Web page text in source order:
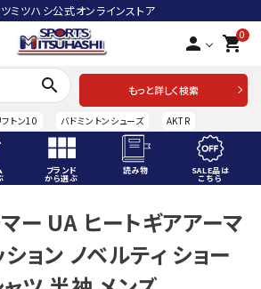
ミツハシ公式オンラインストア
person 0
shopping_cart
search
もっと詳しく検索
フトン10 バドミントンシューズ AKTR
ブランド
から選ぶ
読み物 SALE品は
こちら
person 会員登録
ー UA ヒートギアアーマ
ョン ノベルティ ショー